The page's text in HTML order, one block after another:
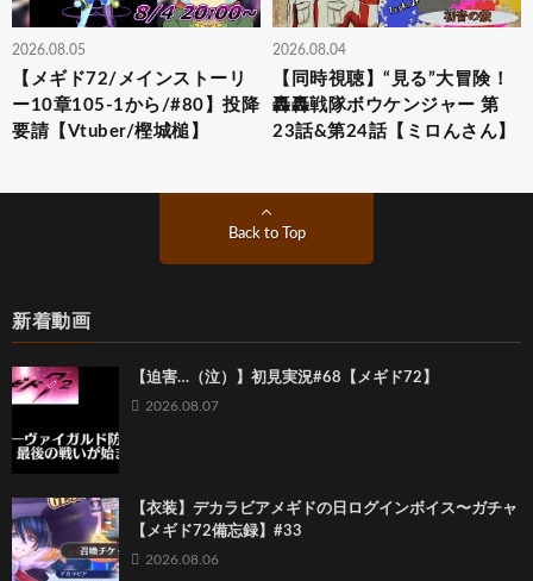
2026.08.05
【メギド72/メインストーリ
ー10章105-1から/#80】投降
要請【Vtuber/樫城槌】
2026.08.04
【同時視聴】“見る”大冒険！
轟轟戦隊ボウケンジャー 第
23話&第24話【ミロんさん】
Back to Top
新着動画
【迫害…（泣）】初見実況#68【メギド72】
2026.08.07
【衣装】デカラビアメギドの日ログインボイス〜ガチャ
【メギド72備忘録】#33
2026.08.06